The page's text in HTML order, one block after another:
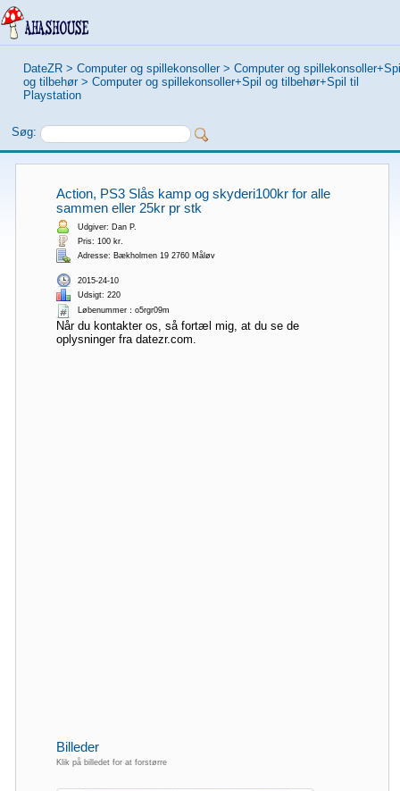
DateZR > Computer og spillekonsoller > Computer og
og tilbehør > Computer og spillekonsoller+Spil og tilbehør+Spil til
Playstation
Søg:
Action, PS3 Slås kamp og skyderi100kr for alle
sammen eller 25kr pr stk
Udgiver: Dan P.
Pris: 100 kr.
Adresse: Bækholmen 19 2760 Måløv
2015-24-10
Udsigt: 220
Løbenummer：o5rgr09m
Når du kontakter os, så fortæl mig, at du se de
oplysninger fra datezr.com.
Billeder
Klik på billedet for at forstørre